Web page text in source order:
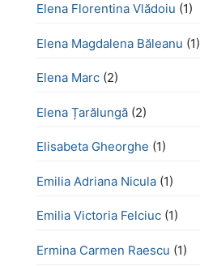
Elena Florentina Vlădoiu (1)
Elena Magdalena Băleanu (1)
Elena Marc (2)
Elena Țarălungă (2)
Elisabeta Gheorghe (1)
Emilia Adriana Nicula (1)
Emilia Victoria Felciuc (1)
Ermina Carmen Raescu (1)